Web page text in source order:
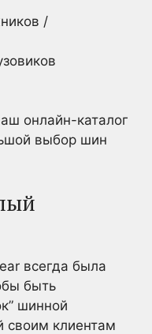
/
онлайн-каталог
выбор шин
всегда была
быть
шинной
своим клиентам